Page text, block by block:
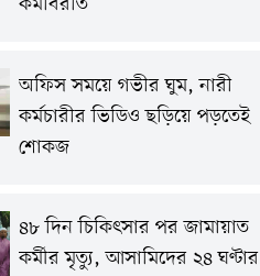
কর্মবিরতি
অফিস সময়ে গভীর ঘুম, নারী
কর্মচারীর ভিডিও ছড়িয়ে পড়তেই
শোকজ
৪৮ দিন চিকিৎসার পর জামায়াত
কর্মীর মৃত্যু, আসামিদের ২৪ ঘণ্টার